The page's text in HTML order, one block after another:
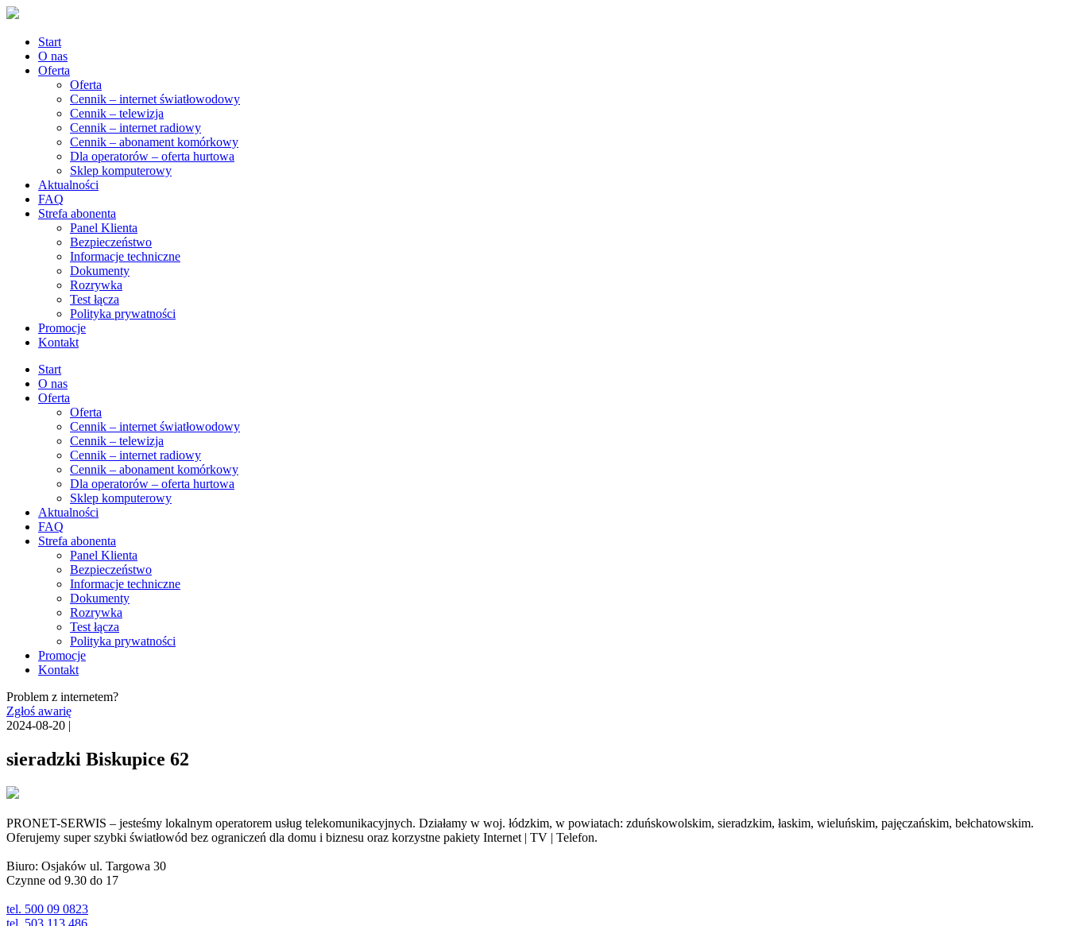
Start
O nas
Oferta
Oferta
Cennik – internet światłowodowy
Cennik – telewizja
Cennik – internet radiowy
Cennik – abonament komórkowy
Dla operatorów – oferta hurtowa
Sklep komputerowy
Aktualności
FAQ
Strefa abonenta
Panel Klienta
Bezpieczeństwo
Informacje techniczne
Dokumenty
Rozrywka
Test łącza
Polityka prywatności
Promocje
Kontakt
Start
O nas
Oferta
Oferta
Cennik – internet światłowodowy
Cennik – telewizja
Cennik – internet radiowy
Cennik – abonament komórkowy
Dla operatorów – oferta hurtowa
Sklep komputerowy
Aktualności
FAQ
Strefa abonenta
Panel Klienta
Bezpieczeństwo
Informacje techniczne
Dokumenty
Rozrywka
Test łącza
Polityka prywatności
Promocje
Kontakt
Problem z internetem?
Zgłoś awarię
2024-08-20 |
sieradzki Biskupice 62
PRONET-SERWIS – jesteśmy lokalnym operatorem usług telekomunikacyjnych. Działamy w woj. łódzkim, w powiatach: zduńskowolskim, sieradzkim, łaskim, wieluńskim, pajęczańskim, bełchatowskim.
Oferujemy super szybki światłowód bez ograniczeń dla domu i biznesu oraz korzystne pakiety Internet | TV | Telefon.
Biuro: Osjaków ul. Targowa 30
Czynne od 9.30 do 17
tel. 500 09 0823
tel. 503 113 486